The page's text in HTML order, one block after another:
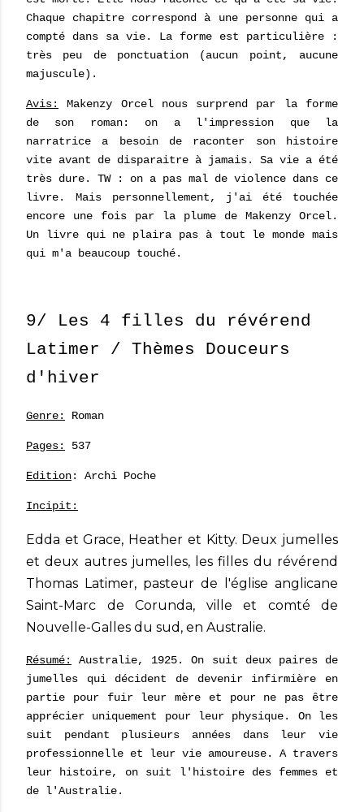
Chaque chapitre correspond à une personne qui a
compté dans sa vie. La forme est particulière :
très peu de ponctuation (aucun point, aucune
majuscule).
Avis:
Makenzy Orcel nous surprend par la forme
de son roman: on a l'impression que la
narratrice a besoin de raconter son histoire
vite avant de disparaitre à jamais. Sa vie a été
très dure. TW : on a pas mal de violence dans ce
livre. Mais personnellement, j'ai été touchée
encore une fois par la plume de Makenzy Orcel.
Un livre qui ne plaira pas à tout le monde mais
qui m'a beaucoup touché.
9/ Les 4 filles du révérend
Latimer / Thèmes Douceurs
d'hiver
Genre: Roman
Pages: 537
Edition: Archi Poche
Incipit:
Edda et Grace, Heather et Kitty. Deux jumelles
et deux autres jumelles, les filles du révérend
Thomas Latimer, pasteur de l'église anglicane
Saint-Marc de Corunda, ville et comté de
Nouvelle-Galles du sud, en Australie.
Résumé:
Australie, 1925. On suit deux paires de
jumelles qui décident de devenir infirmière en
partie pour fuir leur mère et pour ne pas être
apprécier uniquement pour leur physique. On les
suit pendant plusieurs années dans leur vie
professionnelle et leur vie amoureuse. A travers
leur histoire, on suit l'histoire des femmes et
de l'Australie.